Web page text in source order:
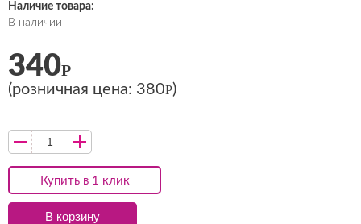
Наличие товара:
В наличии
Купить в 1 клик
340Р
(розничная цена: 380Р)
В корзину